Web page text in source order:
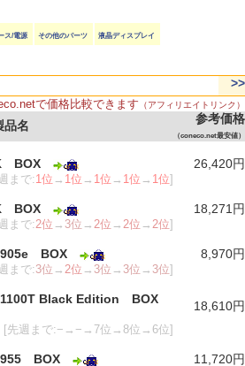
ス/電源 その他のパーツ 液晶ディスプレイ
>>
で価格比較できます （アフィリエイトリンク）
品名 参考価格
（coneco.net最安値）
BOX
まで:1位 → 1位 → 1位 → 1位 → 1位]
26,420円
BOX
まで:2位 → 3位 →2位 →2位 →2位]
18,271円
905e BOX
まで:3位 →2位 → 3位 → 3位 → 3位]
8,970円
1100T Black Edition BOX
[先週まで:−→−→7位→8位→6位]
18,610円
955 BOX 11,720円